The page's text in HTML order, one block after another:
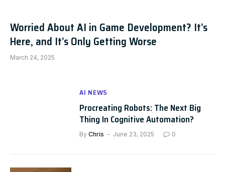
Worried About AI in Game Development? It’s
Here, and It’s Only Getting Worse
March 24, 2025
AI NEWS
Procreating Robots: The Next Big
Thing In Cognitive Automation?
By Chris June 23, 2025 0